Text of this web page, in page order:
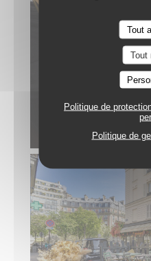
Tout
Tout
Politique de
Politique de